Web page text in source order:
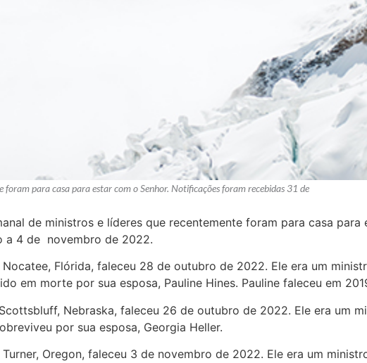
foram para casa para estar com o Senhor. Notificações foram recebidas 31 de
de ministros e líderes que recentemente foram para casa
a 4 de novembro de 2022.
Flórida, faleceu 28 de outubro de 2022. Ele era um
em morte por sua esposa, Pauline Hines. Pauline faleceu em
Nebraska, faleceu 26 de outubro de 2022. Ele era um
por sua esposa, Georgia Heller.
Oregon, faleceu 3 de novembro de 2022. Ele era um